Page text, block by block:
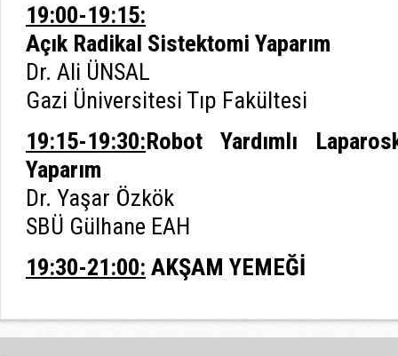
19:00-19:15:
Açık Radikal Sistektomi Yaparım
Dr. Ali ÜNSAL
Gazi Üniversitesi Tıp Fakültesi
19:15-19:30:Robot Yardımlı
Yaparım
Dr. Yaşar Özkök
SBÜ Gülhane EAH
19:30-21:00: AKŞAM YEMEĞİ